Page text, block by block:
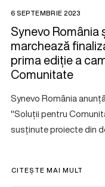
6 SEPTEMBRIE 2023
Synevo
marchează
prima ediție a
Comunitate
Synevo România
"Soluții pentru
susținute proiecte din
CITEȘTE MAI MULT